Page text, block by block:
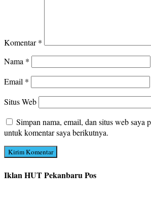
Komentar*
Nama *
Email *
Situs Web
Simpan nama, email, dan situs web saya
untuk komentar saya berikutnya.
Iklan HUT Pekanbaru Pos